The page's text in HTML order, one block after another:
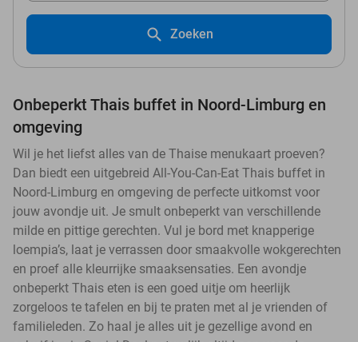
Zoeken
Onbeperkt Thais buffet in Noord-Limburg en
omgeving
Wil je het liefst alles van de Thaise menukaart proeven?
Dan biedt een uitgebreid All-You-Can-Eat Thais buffet in
Noord-Limburg en omgeving de perfecte uitkomst voor
jouw avondje uit. Je smult onbeperkt van verschillende
milde en pittige gerechten. Vul je bord met knapperige
loempia’s, laat je verrassen door smaakvolle wokgerechten
en proef alle kleurrijke smaaksensaties. Een avondje
onbeperkt Thais eten is een goed uitje om heerlijk
zorgeloos te tafelen en bij te praten met al je vrienden of
familieleden. Zo haal je alles uit je gezellige avond en